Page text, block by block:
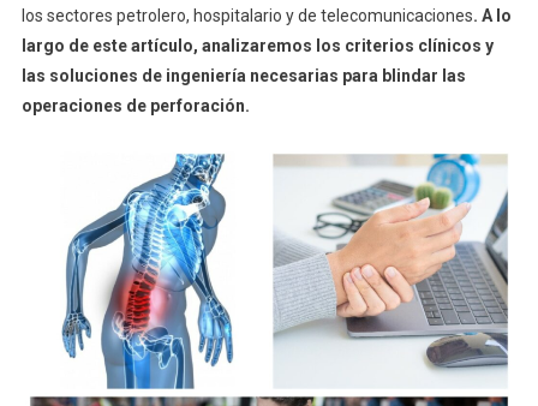
los sectores petrolero, hospitalario y de telecomunicaciones. A lo
largo de este artículo, analizaremos los criterios clínicos y
las soluciones de ingeniería necesarias para blindar las
operaciones de perforación.